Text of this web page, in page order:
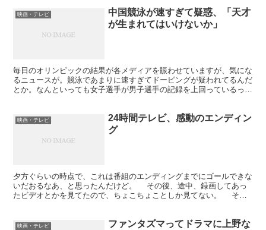
映画・テレビ
中国競泳が速すぎて疑惑、「天才
が生まれてはいけないか」
毎日のオリンピックの結果が各メディアを賑わせていますが、気にな
るニュースが。競泳であまりに速すぎてドーピングが疑われてるんだ
とか。なんといっても女子選手が男子選手の記録を上回っているって
映画・テレビ
24時間テレビ、感動のエンディン
グ
夕方ぐらいの時点で、これは番組のエンディングまでにゴールできな
いだおるなあ、と思ったんだけど。 その後、途中、録画してあっ
たビデオとかを見てたので、ちょこちょことしか見てない。 それ
映画・テレビ
ファンタズマってドラマに上野な